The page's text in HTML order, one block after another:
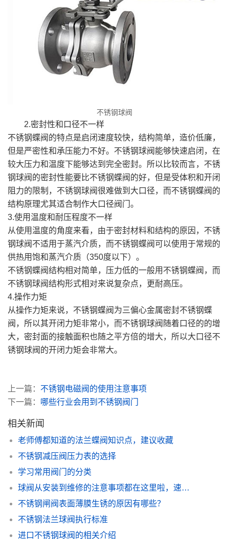
不锈钢球阀
2.密封性和口径不一样
不锈钢蝶阀的特点是启闭速度较快，结构简单，造价低廉，
但是严密性和承压能力不好。不锈钢球阀能够快速启闭，在
较大压力和温度下能够达到完全密封。所以比较而言，不锈
钢球阀的密封性能要比不锈钢蝶阀的好，但是受体积和开闭
阻力的限制，不锈钢球阀很难做到大口径，而不锈钢蝶阀的
结构原理尤其适合制作大口径阀门。
3.使用温度和耐压程度不一样
从使用温度的角度来看，由于密封材料和结构的原因，不锈
钢球阀不适用于蒸汽介质，而不锈钢蝶阀可以使用于常规的
供热用饱和蒸汽介质（350度以下）。
不锈钢蝶阀结构相对简单，压力低的一般用不锈钢蝶阀，而
不锈钢球阀结构形式相对来说复杂点，更耐高压。
4.操作力矩
从操作力矩来说，不锈钢蝶阀为三偏心金属密封不锈钢蝶
阀，所以其开闭力矩非常小，而不锈钢球阀随着口径的的增
大，密封面的接触面积也随之平方倍的增大，所以大口径不
锈钢球阀的开闭力矩会非常大。
上一篇： 不锈钢电磁阀的使用注意事项
下一篇： 哪些行业会用到不锈钢阀门
相关新闻
老师傅都知道的法兰蝶阀知识点，建议收藏
不锈钢减压阀压力表的选择
学习常用阀门的分类
球阀从安装到维修的注意事项都在这里啦，速速领取
不锈钢闸阀表面薄膜生锈的原因有哪些？
不锈钢法兰球阀执行标准
进口不锈钢球阀的相关介绍